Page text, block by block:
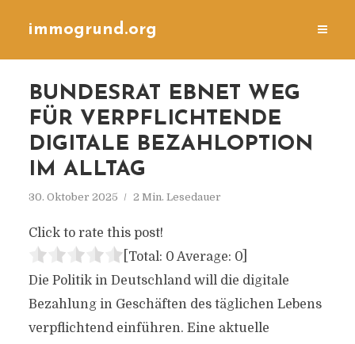
immogrund.org
BUNDESRAT EBNET WEG
FÜR VERPFLICHTENDE
DIGITALE BEZAHLOPTION
IM ALLTAG
30. Oktober 2025 2 Min. Lesedauer
Click to rate this post!
[Total: 0 Average: 0]
Die Politik in Deutschland will die digitale
Bezahlung in Geschäften des täglichen Lebens
verpflichtend einführen. Eine aktuelle